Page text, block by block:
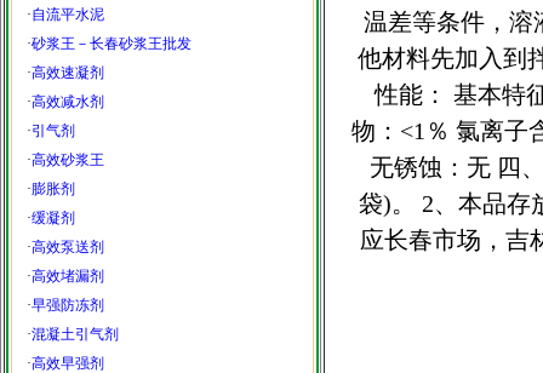
·自流平水泥
·砂浆王－长春砂浆王批发
·高效速凝剂
·高效减水剂
·引气剂
·高效砂浆王
·膨胀剂
·缓凝剂
·高效泵送剂
·高效堵漏剂
·早强防冻剂
·混凝土引气剂
·高效早强剂
温差等条件，溶
他材料先加入到
性能： 基本特
物：<1％ 氯离子
无锈蚀：无 四
袋)。 2、本品存
应长春市场，吉